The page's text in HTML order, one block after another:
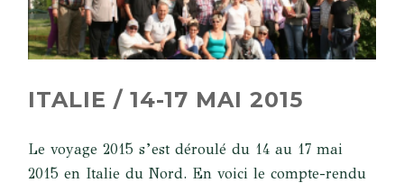
ITALIE / 14-17 MAI 2015
Le voyage 2015 s’est déroulé du 14 au 17 mai
2015 en Italie du Nord. En voici le compte-rendu